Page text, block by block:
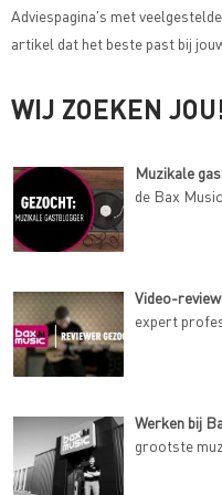
Adviespagina's met
artikel dat het beste past bij
WIJ ZOEKEN
Muzikale
de Bax
Video-
expert
Werken bij
grootste